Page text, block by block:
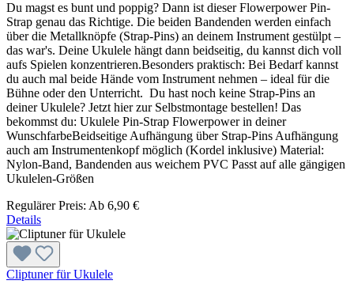
Du magst es bunt und poppig? Dann ist dieser Flowerpower Pin-
Strap genau das Richtige. Die beiden Bandenden werden einfach
über die Metallknöpfe (Strap-Pins) an deinem Instrument gestülpt –
das war's. Deine Ukulele hängt dann beidseitig, du kannst dich voll
aufs Spielen konzentrieren.Besonders praktisch: Bei Bedarf kannst
du auch mal beide Hände vom Instrument nehmen – ideal für die
Bühne oder den Unterricht. Du hast noch keine Strap-Pins an
deiner Ukulele? Jetzt hier zur Selbstmontage bestellen! Das
bekommst du: Ukulele Pin-Strap Flowerpower in deiner
WunschfarbeBeidseitige Aufhängung über Strap-Pins Aufhängung
auch am Instrumentenkopf möglich (Kordel inklusive) Material:
Nylon-Band, Bandenden aus weichem PVC Passt auf alle gängigen
Ukulelen-Größen
Regulärer Preis: Ab 6,90 €
Details
Cliptuner für Ukulele